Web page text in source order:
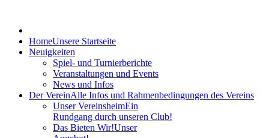
HomeUnsere Startseite
Neuigkeiten
Spiel- und Turnierberichte
Veranstaltungen und Events
News und Infos
Der VereinAlle Infos und Rahmenbedingungen des Vereins
Unser VereinsheimEin
Rundgang durch unseren Club!
Das Bieten Wir!Unser